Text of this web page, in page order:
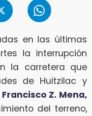
en las últimas
la interrupción
la carretera que
de Huitzilac y
Francisco Z. Mena,
del terreno,